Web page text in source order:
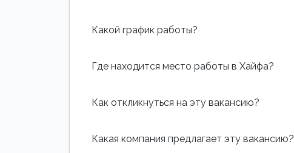
Какой график работы?
Где находится место работы в Хайфа?
Как откликнуться на эту вакансию?
Какая компания предлагает эту вакансию?